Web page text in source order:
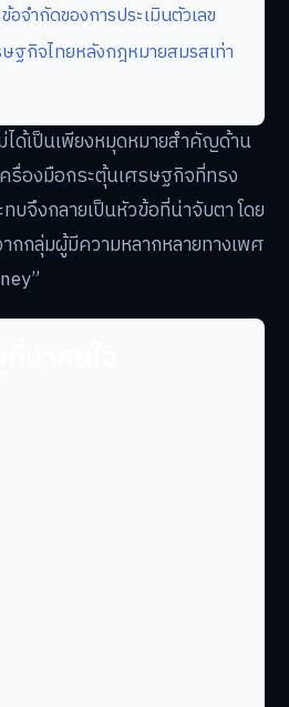
จำกัดของการประเมินตัวเลข
ฐกิจไทยหลังกฎหมายสมรสเท่า
ได้เป็นเพียงหมุดหมายสำคัญด้าน
รื่องมือกระตุ้นเศรษฐกิจที่ทรง
บจึงกลายเป็นหัวข้อที่น่าจับตา โดย
ากกลุ่มผู้มีความหลากหลายทางเพศ